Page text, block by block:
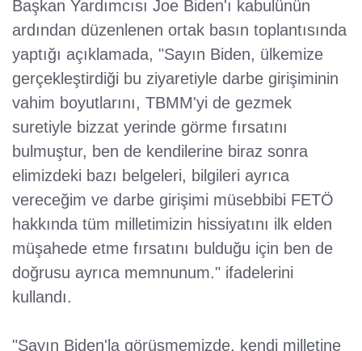
Başkan Yardımcısı Joe Biden'ı kabulünün
ardından düzenlenen ortak basın toplantısında
yaptığı açıklamada, "Sayın Biden, ülkemize
gerçekleştirdiği bu ziyaretiyle darbe girişiminin
vahim boyutlarını, TBMM'yi de gezmek
suretiyle bizzat yerinde görme fırsatını
bulmuştur, ben de kendilerine biraz sonra
elimizdeki bazı belgeleri, bilgileri ayrıca
vereceğim ve darbe girişimi müsebbibi FETÖ
hakkında tüm milletimizin hissiyatını ilk elden
müşahede etme fırsatını bulduğu için ben de
doğrusu ayrıca memnunum." ifadelerini
kullandı.
"Sayın Biden'la görüşmemizde, kendi milletine